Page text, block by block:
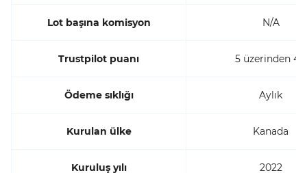
Lot başına komisyon N/A
Trustpilot puanı 5 üzerinden 4.3
Ödeme sıklığı Aylık
Kurulan ülke Kanada
Kuruluş yılı 2022